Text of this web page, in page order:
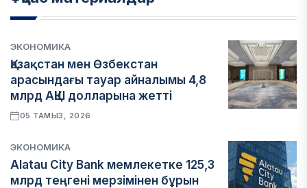
ЭКОНОМИКА
Қазақстан мен Өзбекстан
арасындағы тауар айналымы 4,8
млрд АҚШ долларына жетті
05 ТАМЫЗ, 2026
ЭКОНОМИКА
Alatau City Bank мемлекетке 125,3
млрд теңгені мерзімінен бұрын